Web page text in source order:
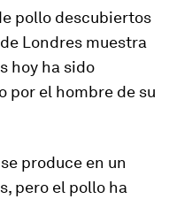
pollo descubiertos
Londres muestra
hoy ha sido
por el hombre de su
produce en un
pero el pollo ha